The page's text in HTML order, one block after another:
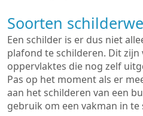
Soorten
Een schilder is er dus niet
plafond te schilderen. Dit
oppervlaktes die nog zelf
Pas op het moment als er
aan het schilderen van een
gebruik om een vakman in te